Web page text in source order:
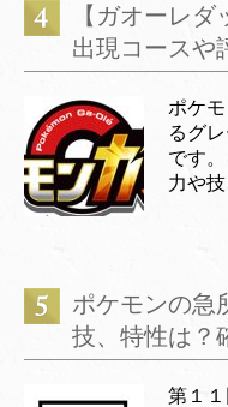
【ガオーレ
出現コースや
ポケ
るグ
です
力や
ポケモンの急
技、特性は？
第１